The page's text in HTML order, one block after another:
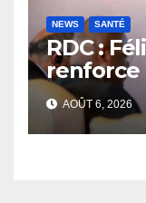
NEWS SANTÉ
RDC :
renforce
contre
AOÛT 6, 2026